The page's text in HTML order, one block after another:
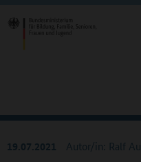
19.07.2021 Autor/in: Ralf